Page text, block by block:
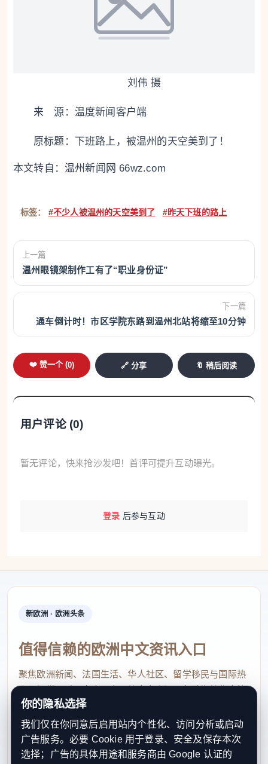
刘伟 摄
来 源：温度新闻客户端
原标题： 下班路上，被温州的天空美到了！
本文转自： 温州新闻网 66wz.com
标签： #不少人被温州的天空美到了 #昨天下班的路上
上一篇
温州眼镜架制作工有了“职业身份证”
下一篇
通车倒计时！市区学院东路到温州北站将缩至10分钟
❤️ 赞一个 (0) 🔗 分享 🔖 稍后阅读
用户评论 (0)
暂无评论，快来抢沙发吧！首评可提升互动曝光。
登录 后参与互动
新欧洲 · 欧洲头条
值得信赖的欧洲中文资讯入口
聚焦欧洲新闻、法国生活、华人社区、留学移民与国际热
点，提供及时、真实、实用的中文资讯，帮助海外华人快
速了解欧洲动态。
contact@xinouzhou.com
服务支持、版权与合作：工作日优先处理站务、投稿与权
利通知
你的隐私选择
我们仅在你同意后启用站内个性化、访问分析或启动
广告服务。必要 Cookie 用于登录、安全及保存本次
选择；广告的具体用途和服务商由 Google 认证的